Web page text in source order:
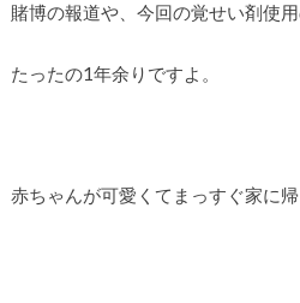
賭博の報道や、今回の覚せい剤使
たったの1年余りですよ。
赤ちゃんが可愛くてまっすぐ家に